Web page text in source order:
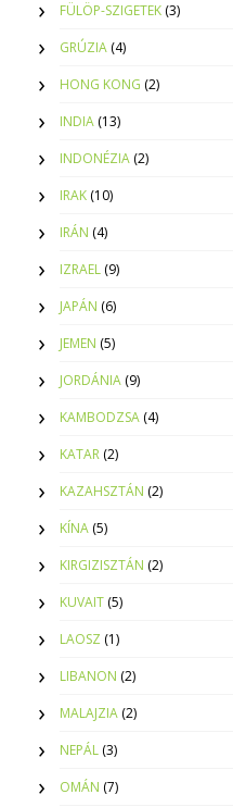
FÜLÖP-SZIGETEK (3)
GRÚZIA (4)
HONG KONG (2)
INDIA (13)
INDONÉZIA (2)
IRAK (10)
IRÁN (4)
IZRAEL (9)
JAPÁN (6)
JEMEN (5)
JORDÁNIA (9)
KAMBODZSA (4)
KATAR (2)
KAZAHSZTÁN (2)
KÍNA (5)
KIRGIZISZTÁN (2)
KUVAIT (5)
LAOSZ (1)
LIBANON (2)
MALAJZIA (2)
NEPÁL (3)
OMÁN (7)